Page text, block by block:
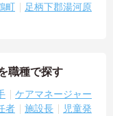
町
足柄下郡湯河原
職種で探す
ケアマネージャー
者 施設長
児童発